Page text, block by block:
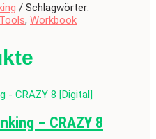
Schlagwörter:
Tools, Workbook
– CRAZY 8